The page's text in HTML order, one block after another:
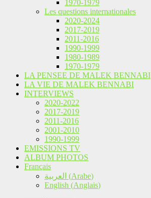
1970-1979
Les questions internationales
2020-2024
2017-2019
2011-2016
1990-1999
1980-1989
1970-1979
LA PENSEE DE MALEK BENNABI
LA VIE DE MALEK BENNABI
INTERVIEWS
2020-2022
2017-2019
2011-2016
2001-2010
1990-1999
EMISSIONS TV
ALBUM PHOTOS
Français
العربية (Arabe)
English (Anglais)